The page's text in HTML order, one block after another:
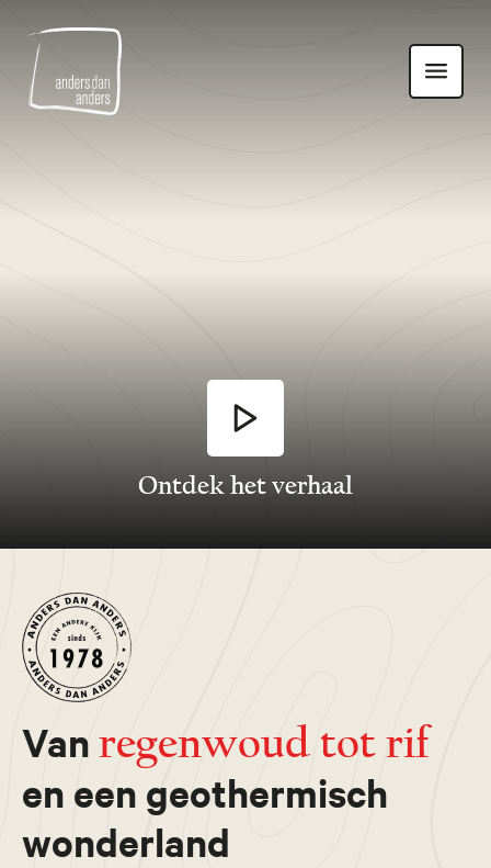
Anders
dan
Anders
Toon
navigatie
Ontdek het verhaal
Vanregenwoud tot rif
en een geothermisch
wonderland